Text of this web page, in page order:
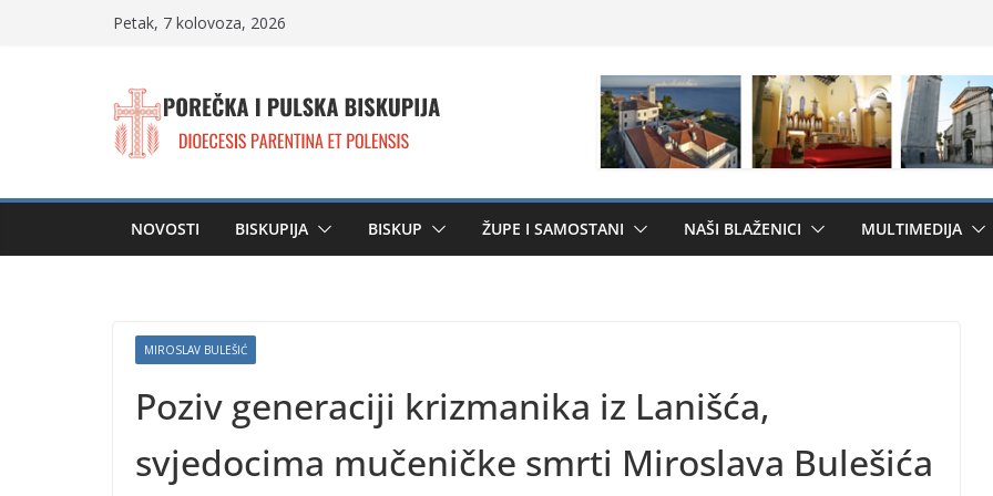
Petak, 7 kolovoza, 2026
NOVOSTI BISKUPIJA BISKUP ŽUPE I SAMOSTANI NAŠI BLAŽENICI MULTIMEDIJA
MIROSLAV BULEŠIĆ
Poziv generaciji krizmanika iz Lanišća,
svjedocima mučeničke smrti Miroslava Bulešića